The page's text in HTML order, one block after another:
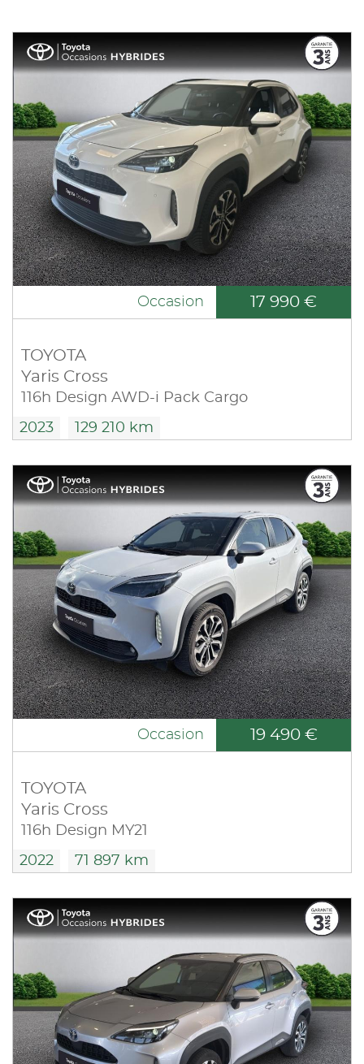
Occasion 17 990 €
TOYOTA
Yaris Cross
116h Design AWD-i Pack Cargo
2023 129 210 km
Occasion 19 490 €
TOYOTA
Yaris Cross
116h Design MY21
2022 71 897 km